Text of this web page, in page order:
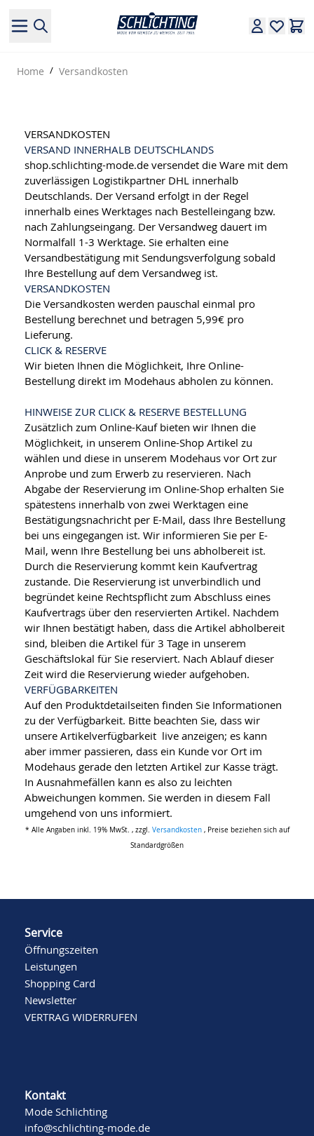
Home / Versandkosten
VERSANDKOSTEN
VERSAND INNERHALB DEUTSCHLANDS
shop.schlichting-mode.de versendet die Ware mit dem
zuverlässigen Logistikpartner DHL innerhalb
Deutschlands. Der Versand erfolgt in der Regel
innerhalb eines Werktages nach Bestelleingang bzw.
nach Zahlungseingang. Der Versandweg dauert im
Normalfall 1-3 Werktage. Sie erhalten eine
Versandbestätigung mit Sendungsverfolgung sobald
Ihre Bestellung auf dem Versandweg ist.
VERSANDKOSTEN
Die Versandkosten werden pauschal einmal pro
Bestellung berechnet und betragen 5,99€ pro
Lieferung.
CLICK & RESERVE
Wir bieten Ihnen die Möglichkeit, Ihre Online-
Bestellung direkt im Modehaus abholen zu können.
HINWEISE ZUR CLICK & RESERVE BESTELLUNG
Zusätzlich zum Online-Kauf bieten wir Ihnen die
Möglichkeit, in unserem Online-Shop Artikel zu
wählen und diese in unserem Modehaus vor Ort zur
Anprobe und zum Erwerb zu reservieren. Nach
Abgabe der Reservierung im Online-Shop erhalten Sie
spätestens innerhalb von zwei Werktagen eine
Bestätigungsnachricht per E-Mail, dass Ihre Bestellung
bei uns eingegangen ist. Wir informieren Sie per E-
Mail, wenn Ihre Bestellung bei uns abholbereit ist.
Durch die Reservierung kommt kein Kaufvertrag
zustande. Die Reservierung ist unverbindlich und
begründet keine Rechtspflicht zum Abschluss eines
Kaufvertrags über den reservierten Artikel. Nachdem
wir Ihnen bestätigt haben, dass die Artikel abholbereit
sind, bleiben die Artikel für 3 Tage in unserem
Geschäftslokal für Sie reserviert. Nach Ablauf dieser
Zeit wird die Reservierung wieder aufgehoben.
VERFÜGBARKEITEN
Auf den Produktdetailseiten finden Sie Informationen
zu der Verfügbarkeit. Bitte beachten Sie, dass wir
unsere Artikelverfügbarkeit live anzeigen; es kann
aber immer passieren, dass ein Kunde vor Ort im
Modehaus gerade den letzten Artikel zur Kasse trägt.
In Ausnahmefällen kann es also zu leichten
Abweichungen kommen. Sie werden in diesem Fall
umgehend von uns informiert.
* Alle Angaben inkl. 19% MwSt. , zzgl. Versandkosten, Preise beziehen sich auf
Standardgrößen
Service
Öffnungszeiten
Leistungen
Shopping Card
Newsletter
VERTRAG WIDERRUFEN
Kontakt
Mode Schlichting
info@schlichting-mode.de